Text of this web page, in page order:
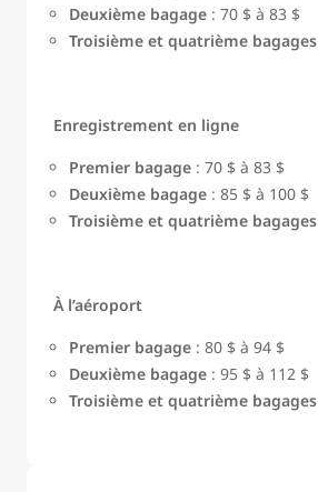
Deuxième bagage : 70 $ à 83 $
Troisième et quatrième bagages
Enregistrement en ligne
Premier bagage : 70 $ à 83 $
Deuxième bagage : 85 $ à 100 $
Troisième et quatrième bagages
À l’aéroport
Premier bagage : 80 $ à 94 $
Deuxième bagage : 95 $ à 112 $
Troisième et quatrième bagages